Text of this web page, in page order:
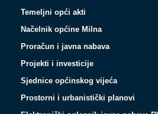
Temeljni opći akti
Načelnik općine Milna
Proračun i javna nabava
Projekti i investicije
Sjednice općinskog vijeća
Prostorni i urbanistički planovi